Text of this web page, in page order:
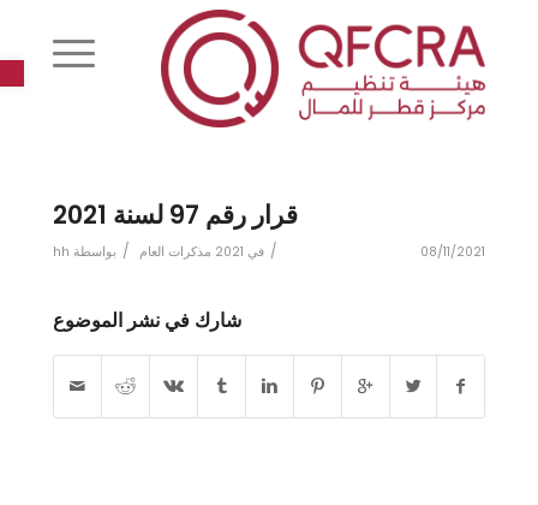
قرار رقم 97 لسنة 2021
08/11/2021
/ في 2021 مذكرات العام / بواسطة hh
شارك في نشر الموضوع